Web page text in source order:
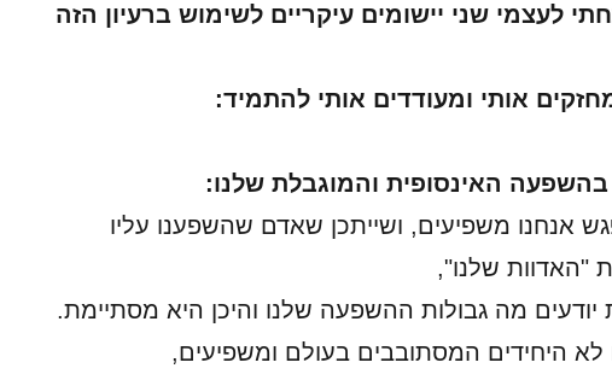
לעצמי שני יישומים עיקריים לשימוש ברעיון הזה
אותי ומעודדים אותי להתמיד:
האינסופית והמוגבלת שלנו:
אנחנו משפיעים, ושייתכן שאדם שהשפענו עליו
"האדוות שלנו",
מה גבולות ההשפעה שלנו והיכן היא מסתיימת.
לא היחידים המסתובבים בעולם ומשפיעים,